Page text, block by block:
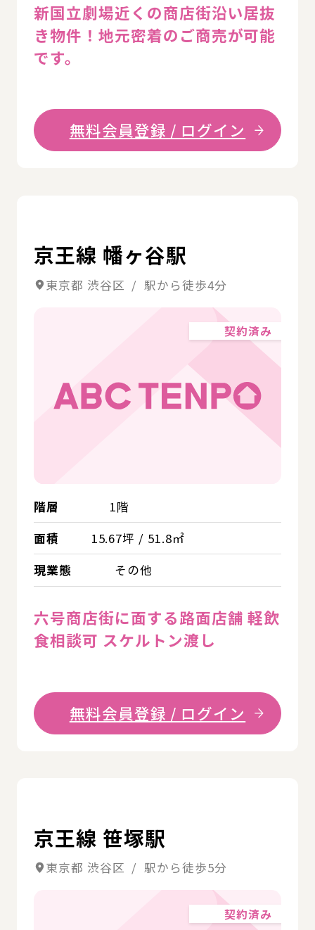
新国立劇場近くの商店街沿い居抜
き物件！地元密着のご商売が可能
です。
無料会員登録 / ログイン
京王線 幡ヶ谷駅
東京都 渋谷区 / 駅から徒歩4分
契約済み
階層
1階
面積
15.67坪 / 51.8㎡
現業態
その他
六号商店街に面する路面店舗 軽飲
食相談可 スケルトン渡し
無料会員登録 / ログイン
京王線 笹塚駅
東京都 渋谷区 / 駅から徒歩5分
契約済み